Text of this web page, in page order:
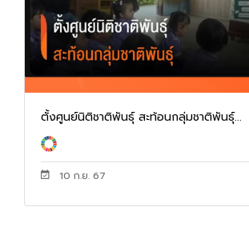
ตั้งศูนย์นิติชาติพันธุ์ สะท้อนกลุ่มชาติพันธุ์...
10 ก.ย. 67